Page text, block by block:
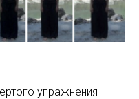
упражнения —